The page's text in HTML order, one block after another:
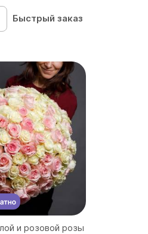
Быстрый заказ
и розовой розы